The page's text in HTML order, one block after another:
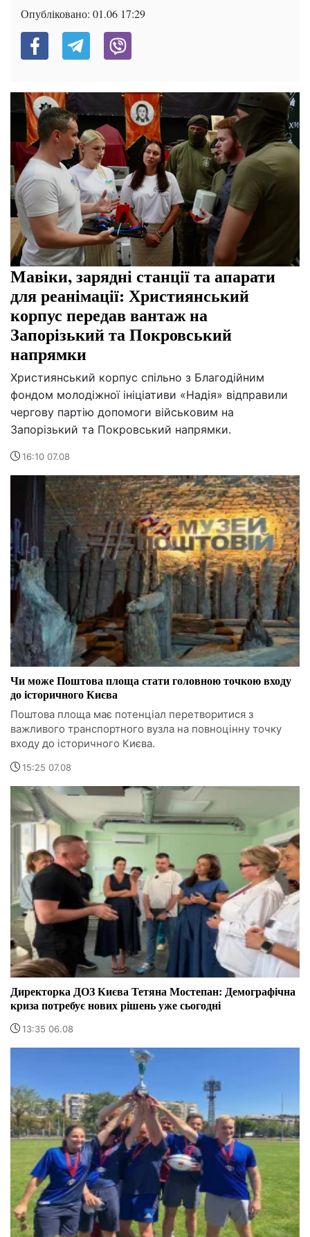
Опубліковано: 01.06 17:29
Мавіки, зарядні станції та апарати
для реанімації: Християнський
корпус передав вантаж на
Запорізький та Покровський
напрямки
Християнський корпус спільно з Благодійним
фондом молодіжної ініціативи «Надія» відправили
чергову партію допомоги військовим на
Запорізький та Покровський напрямки.
16:10 07.08
Чи може Поштова площа стати головною точкою входу
до історичного Києва
Поштова площа має потенціал перетворитися з
важливого транспортного вузла на повноцінну точку
входу до історичного Києва.
15:25 07.08
Директорка ДОЗ Києва Тетяна Мостепан: Демографічна
криза потребує нових рішень уже сьогодні
13:35 06.08